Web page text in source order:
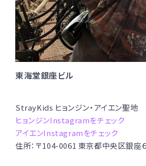
東海堂銀座ビル
StrayKids ヒョンジン・アイエン聖地
ヒョンジンInstagramをチェック
アイエンInstagramをチェック
住所：〒104-0061 東京都中央区銀座